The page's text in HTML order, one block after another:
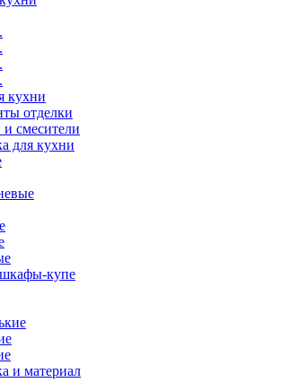
кухни
отделки
смесители
для кухни
купе
и материал